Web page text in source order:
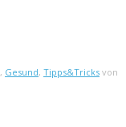
, Gesund, Tipps&Tricks von